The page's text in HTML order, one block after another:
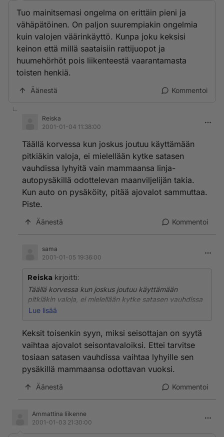
Tuo mainitsemasi ongelma on erittäin pieni ja
vähäpätöinen. On paljon suurempiakin ongelmia
kuin valojen väärinkäyttö. Kunpa joku keksisi
keinon että millä saataisiin rattijuopot ja
huumehörhöt pois liikenteestä vaarantamasta
toisten henkiä.
Äänestä Kommentoi
Reiska
2001-01-04 11:38:00
Täällä korvessa kun joskus joutuu käyttämään
pitkiäkin valoja, ei mielellään kytke satasen
vauhdissa lyhyitä vain mammaansa linja-
autopysäkillä odottelevan maanviljelijän takia.
Kun auto on pysäköity, pitää ajovalot sammuttaa.
Piste.
Äänestä Kommentoi
sama
2001-01-05 19:36:00
Reiska kirjoitti:
Täällä korvessa kun joskus joutuu käyttämään
pitkiäkin valoja, ei mielellään kytke satasen vauhdissa
lyhyitä vain mammaansa linja-autopysäkillä
pysäköity, pitää ajovalot sammuttaa. Piste.
Lue lisää
Keksit toisenkin syyn, miksi seisottajan on syytä
vaihtaa ajovalot seisontavaloiksi. Ettei tarvitse
tosiaan satasen vauhdissa vaihtaa lyhyille sen
pysäkillä mammaansa odottavan vuoksi.
Äänestä Kommentoi
Ammattina liikenne
2001-01-03 21:30:00